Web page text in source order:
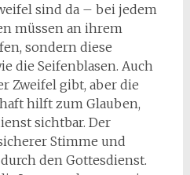
sind da – bei jedem
müssen an ihrem
sondern diese
die Seifenblasen. Auch
Zweifel gibt, aber die
hilft zum Glauben,
sichtbar. Der
Stimme und
den Gottesdienst.